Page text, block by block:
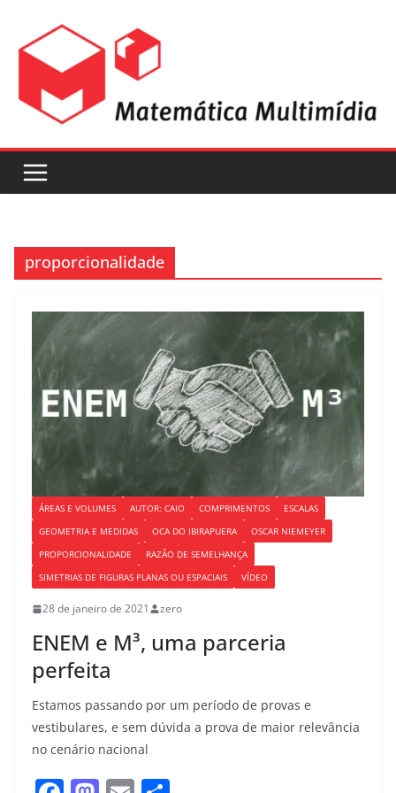
proporcionalidade
ÁREAS E VOLUMES AUTOR: CAIO COMPRIMENTOS
ESCALAS
GEOMETRIA E MEDIDAS
OCA DO IBIRAPUERA
OSCAR NIEMEYER
PROPORCIONALIDADE
RAZÃO DE SEMELHANÇA
SIMETRIAS DE FIGURAS PLANAS OU ESPACIAIS
VÍDEO
28 de janeiro de 2021 zero
ENEM e M³, uma parceria
perfeita
Estamos passando por um período de provas e
vestibulares, e sem dúvida a prova de maior relevância
no cenário nacional